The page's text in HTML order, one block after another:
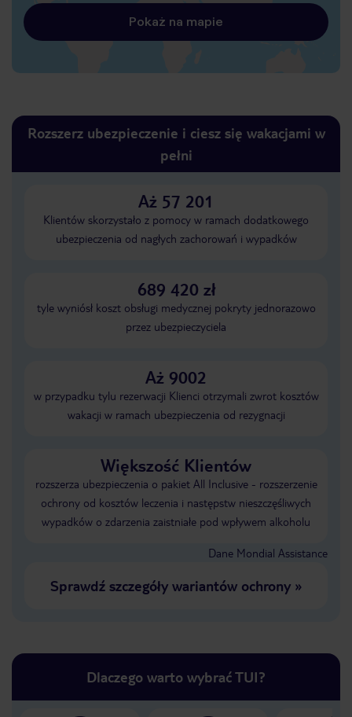
Pokaż na mapie
Rozszerz ubezpieczenie i ciesz się wakacjami w
pełni
Aż 57 201
Klientów skorzystało z pomocy w ramach dodatkowego
ubezpieczenia od nagłych zachorowań i wypadków
689 420 zł
tyle wyniósł koszt obsługi medycznej pokryty jednorazowo
przez ubezpieczyciela
Aż 9002
w przypadku tylu rezerwacji Klienci otrzymali zwrot kosztów
wakacji w ramach ubezpieczenia od rezygnacji
Większość Klientów
rozszerza ubezpieczenia o pakiet All Inclusive - rozszerzenie
ochrony od kosztów leczenia i następstw nieszczęśliwych
wypadków o zdarzenia zaistniałe pod wpływem alkoholu
Dane Mondial Assistance
Sprawdź szczegóły wariantów ochrony»
Dlaczego warto wybrać TUI?